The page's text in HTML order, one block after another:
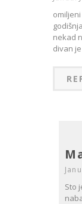
nekad
divan
Sto